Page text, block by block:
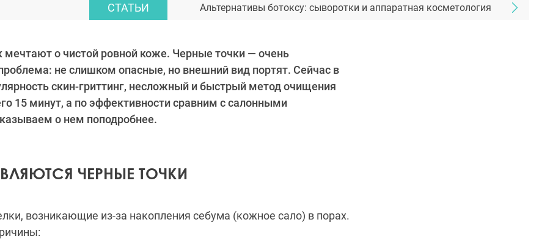
СТАТЬИ Альтернативы ботоксу: сыворотки и аппаратная косметология
о чистой ровной коже. Черные точки — очень
не слишком опасные, но внешний вид портят. Сейчас в
скин-гриттинг, несложный и быстрый метод очищения
15 минут, а по эффективности сравним с салонными
о нем поподробнее.
ЧЕРНЫЕ ТОЧКИ
возникающие из-за накопления себума (кожное сало) в порах.